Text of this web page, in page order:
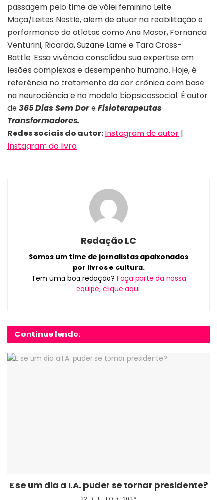
passagem pelo time de vôlei feminino Leite
Moça/Leites Nestlé, além de atuar na reabilitação e
performance de atletas como Ana Moser, Fernanda
Venturini, Ricarda, Suzane Lame e Tara Cross-
Battle. Essa vivência consolidou sua expertise em
lesões complexas e desempenho humano. Hoje, é
referência no tratamento da dor crônica com base
na neurociência e no modelo biopsicossocial. É autor
de365 Dias Sem DoreFisioterapeutas
Transformadores.
Redes sociais do autor:Instagram do autor |
Instagram do livro
Redação LC
Somos um time de jornalistas apaixonados
por livros e cultura.
Tem uma boa redação? Faça parte da nossa
equipe, clique aqui.
Continue lendo:
E se um dia a I.A. puder se tornar presidente?